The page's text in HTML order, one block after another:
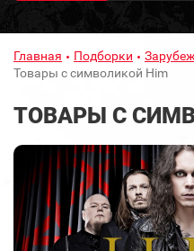
Главная Подборки
Товары с символикой Him
ТОВАРЫ С